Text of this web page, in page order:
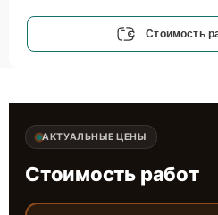
Стоимость
АКТУАЛЬНЫЕ ЦЕНЫ
Стоимость работ